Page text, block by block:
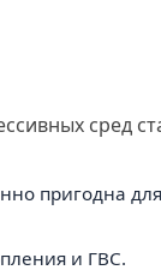
сред
пригодна
и ГВС.